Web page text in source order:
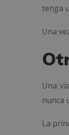
tenga
Una
Una
nunca
La